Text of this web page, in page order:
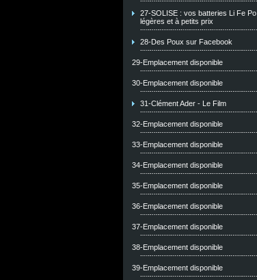
27-SOLISE : vos batteries Li Fe Po
légères et à petits prix
28-Des Poux sur Facebook
29-Emplacement disponible
30-Emplacement disponible
31-Clément Ader - Le Film
32-Emplacement disponible
33-Emplacement disponible
34-Emplacement disponible
35-Emplacement disponible
36-Emplacement disponible
37-Emplacement disponible
38-Emplacement disponible
39-Emplacement disponible